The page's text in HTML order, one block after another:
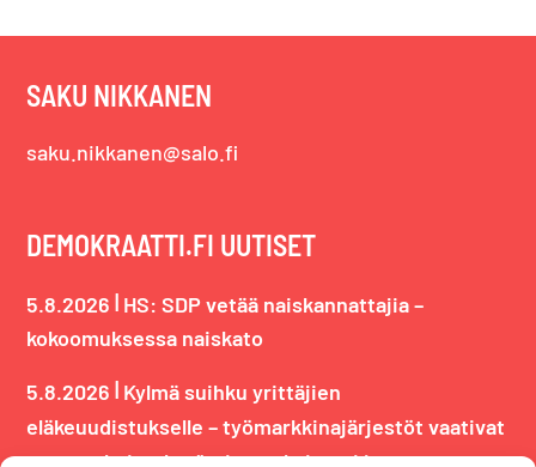
SAKU NIKKANEN
saku.nikkanen@salo.fi
DEMOKRAATTI.FI UUTISET
5.8.2026 | HS: SDP vetää naiskannattajia –
kokoomuksessa naiskato
5.8.2026 | Kylmä suihku yrittäjien
eläkeuudistukselle – työmarkkinajärjestöt vaativat
uutta valmistelua ”asianmukaisesti ja